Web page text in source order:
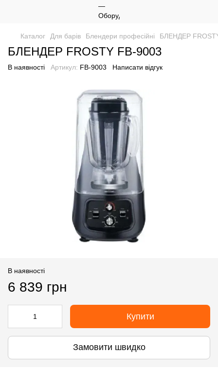
Каталог Для барів Блендери професійні БЛЕНДЕР
БЛЕНДЕР FROSTY FB-9003
В наявності Артикул: FB-9003 Написати відгук
В наявності
6 839 грн
Купити
Замовити швидко